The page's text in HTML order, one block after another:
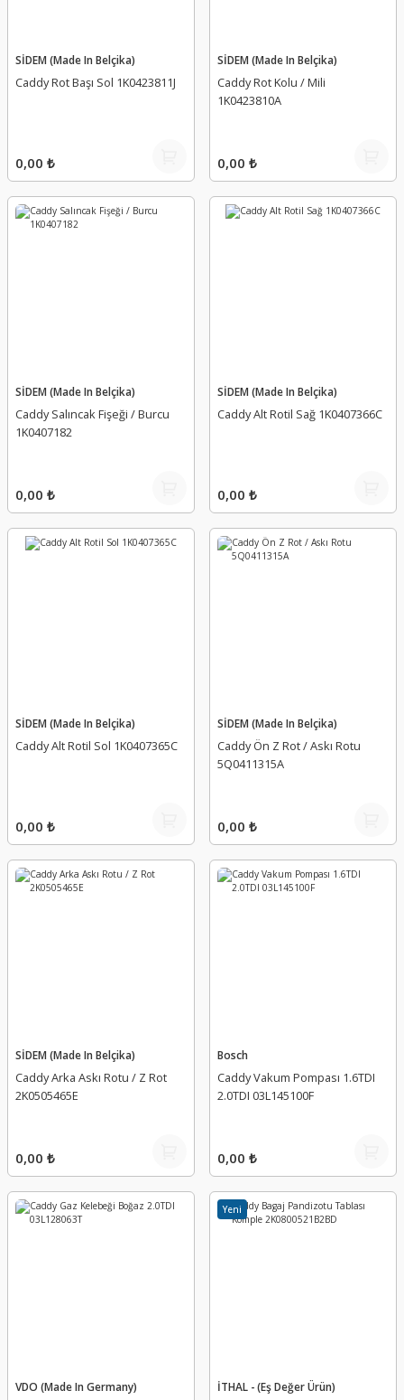
SİDEM (Made In Belçika)
Caddy Rot Başı Sol 1K0423811J
0,00 ₺
SİDEM (Made In Belçika)
Caddy Rot Kolu / Mili
1K0423810A
0,00 ₺
SİDEM (Made In Belçika)
Caddy Salıncak Fişeği / Burcu
1K0407182
0,00 ₺
SİDEM (Made In Belçika)
Caddy Alt Rotil Sağ 1K0407366C
0,00 ₺
SİDEM (Made In Belçika)
Caddy Alt Rotil Sol 1K0407365C
0,00 ₺
SİDEM (Made In Belçika)
Caddy Ön Z Rot / Askı Rotu
5Q0411315A
0,00 ₺
SİDEM (Made In Belçika)
Caddy Arka Askı Rotu / Z Rot
2K0505465E
0,00 ₺
Bosch
Caddy Vakum Pompası 1.6TDI
2.0TDI 03L145100F
0,00 ₺
VDO (Made In Germany)
Yeni
İTHAL - (Eş Değer Ürün)